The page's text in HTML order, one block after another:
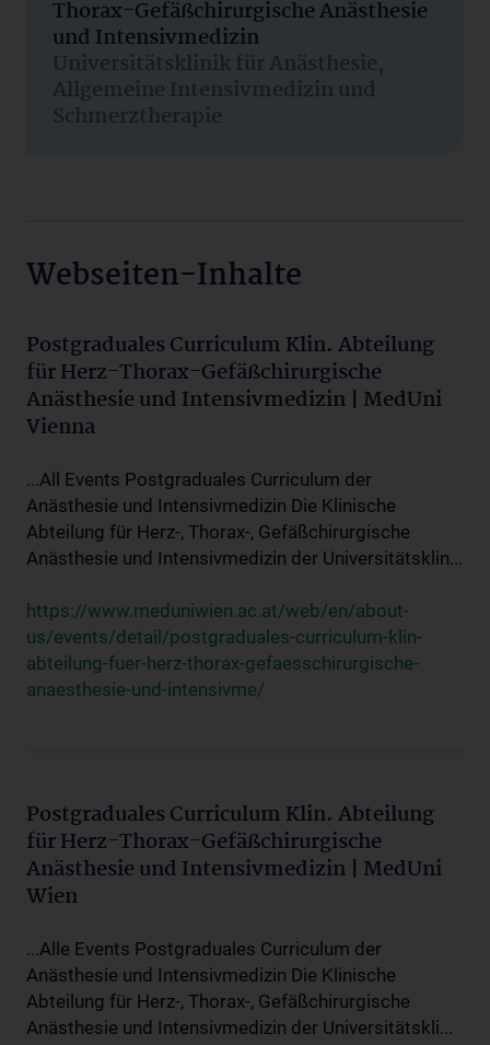
Thorax-Gefäßchirurgische Anästhesie
und Intensivmedizin
Universitätsklinik für Anästhesie,
Allgemeine Intensivmedizin und
Schmerztherapie
Webseiten-Inhalte
Postgraduales Curriculum Klin. Abteilung
für Herz-Thorax-Gefäßchirurgische
Anästhesie und Intensivmedizin | MedUni
Vienna
...All Events Postgraduales Curriculum der
Anästhesie und Intensivmedizin Die Klinische
Abteilung für Herz-, Thorax-, Gefäßchirurgische
Anästhesie und Intensivmedizin der Universitätsklin...
https://www.meduniwien.ac.at/web/en/about-
us/events/detail/postgraduales-curriculum-klin-
abteilung-fuer-herz-thorax-gefaesschirurgische-
anaesthesie-und-intensivme/
Postgraduales Curriculum Klin. Abteilung
für Herz-Thorax-Gefäßchirurgische
Anästhesie und Intensivmedizin | MedUni
Wien
...Alle Events Postgraduales Curriculum der
Anästhesie und Intensivmedizin Die Klinische
Abteilung für Herz-, Thorax-, Gefäßchirurgische
Anästhesie und Intensivmedizin der Universitätskli...